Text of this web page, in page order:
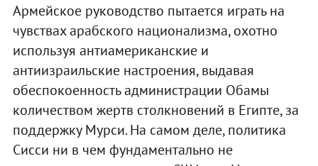
Армейское руководство пытается играть на
чувствах арабского национализма, охотно
используя антиамериканские и
антиизраильские настроения, выдавая
обеспокоенность администрации Обамы
количеством жертв столкновений в Египте, за
поддержку Мурси. На самом деле, политика
Сисси ни в чем фундаментально не